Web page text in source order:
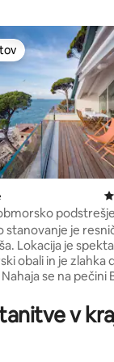
5, št. mnenj: 72
do morja
stanovanje je
Lokacija je
obali in je zlahka
prevozom, od
Dokončano pov